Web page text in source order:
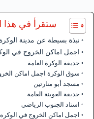
ستقرأ في هذا
نبذة بسيطة عن مدينة الوكرة
اجمل اماكن الخروج في
حديقة الوكرة العامة
سوق الوكرة اجمل اماكن
مسجد أبو منارتين
حديقة العوينة العامة
استاد الجنوب الرياضي
اجمل اماكن الخروج في